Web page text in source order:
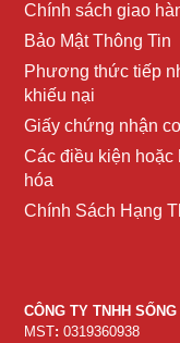
Chính sách giao
Bảo Mật Thông Tin
Phương thức tiếp
khiếu nại
Giấy chứng nhận
Các điều kiện hoặc
hóa
Chính Sách Hạng
CÔNG TY TNHH
MST: 0319360938